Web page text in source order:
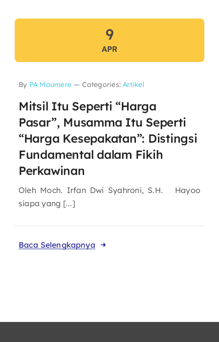
9
APR
By PA Maumere — Categories:Artikel
Mitsil Itu Seperti “Harga
Pasar”, Musamma Itu Seperti
“Harga Kesepakatan”: Distingsi
Fundamental dalam Fikih
Perkawinan
Oleh Moch. Irfan Dwi Syahroni, S.H. Hayoo
siapa yang [...]
Baca Selengkapnya